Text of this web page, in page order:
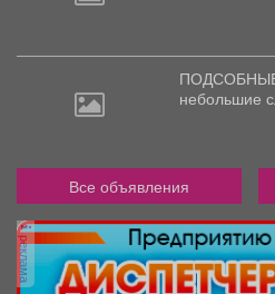
небольшие
Все объявления
реклама